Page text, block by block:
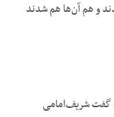
و هم آن‌ها هم شدند
گفت شریف‌امامی